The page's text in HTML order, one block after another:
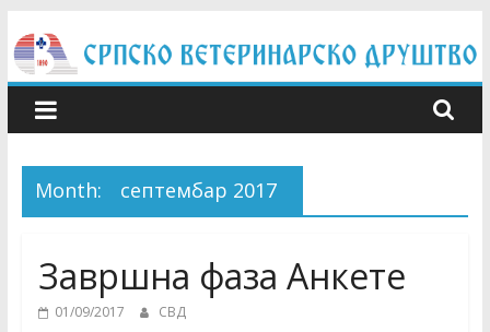
to
content
Month: септембар 2017
Завршна фаза Анкете
01/09/2017 СВД